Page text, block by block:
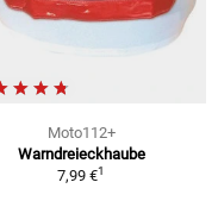
Moto112+
Warndreieckhaube
7,99 €1